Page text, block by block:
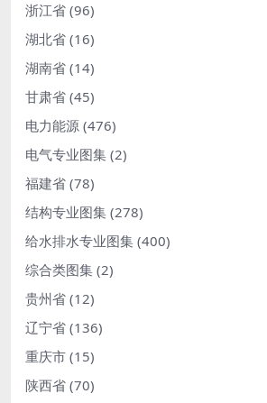
浙江省 (96)
湖北省 (16)
湖南省 (14)
甘肃省 (45)
电力能源 (476)
电气专业图集 (2)
福建省 (78)
结构专业图集 (278)
给水排水专业图集 (400)
综合类图集 (2)
贵州省 (12)
辽宁省 (136)
重庆市 (15)
陕西省 (70)